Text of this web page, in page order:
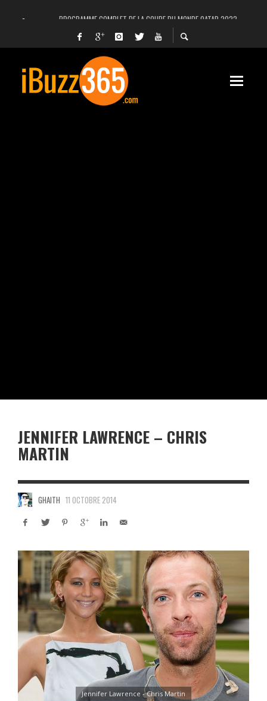
PROGRAMME COMPLET DE LA COUPE DU MONDE QATAR 2022
FACEBOOK, INSTAGRAM ET WHATSAPP HORS SERVICE! EST-CE UNE CYBER-
UNE VIDÉO 4K MONTRE LA PLANÈTE MARS EN ULTRA-HAUTE DÉFINITION
LANCEMENT DU PREMIER VOL HABITÉ DE SPACEX
DÉCÈS DE L’EX-PRÉSIDENT ZINE EL ABIDINE BEN ALI, SERA-T-IL ENTERRÉ EN
JENNIFER LAWRENCE – CHRIS
MARTIN
GHAITH 11 OCTOBRE 2014
Jennifer Lawrence - Chris Martin